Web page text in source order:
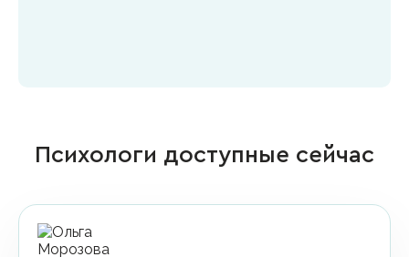
Психологи доступные сейчас